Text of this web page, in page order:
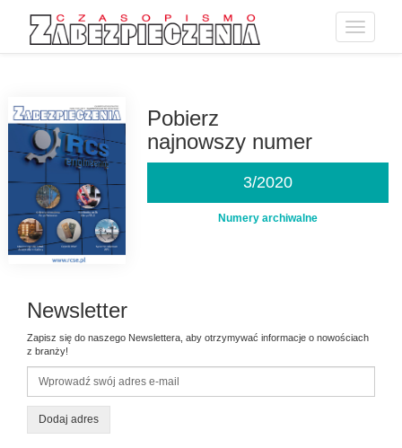
Toggle
Pobierz
najnowszy numer
3/2020
Numery archiwalne
Newsletter
Zapisz się do naszego Newslettera, aby otrzymywać informacje o nowościach
z branży!
Dodaj adres